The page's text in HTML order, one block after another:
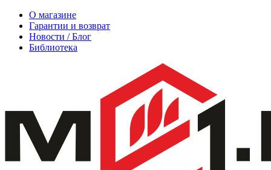
О магазине
Гарантии и возврат
Новости / Блог
Библиотека